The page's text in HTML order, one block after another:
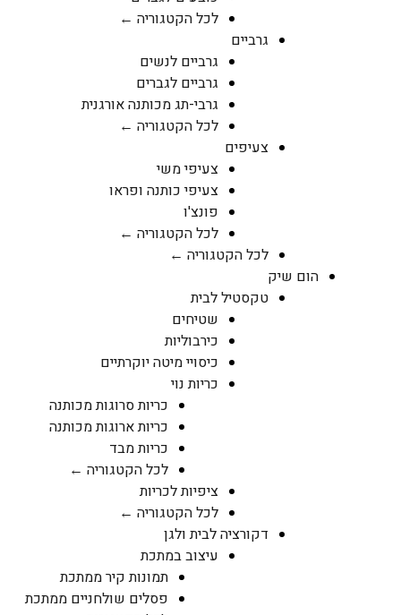
לכל הקטגוריה ←
גרביים
גרביים לנשים
גרביים לגברים
גרבי-תג מכותנה אורגנית
לכל הקטגוריה ←
צעיפים
צעיפי משי
צעיפי כותנה ופראו
פונצ'ו
לכל הקטגוריה ←
לכל הקטגוריה ←
הום שיק
טקסטיל לבית
שטיחים
כירבוליות
כיסויי מיטה יוקרתיים
כריות נוי
כריות סרוגות מכותנה
כריות ארוגות מכותנה
כריות מבד
לכל הקטגוריה ←
ציפיות לכריות
לכל הקטגוריה ←
דקורציה לבית ולגן
עיצוב במתכת
תמונות קיר ממתכת
פסלים שולחניים ממתכת